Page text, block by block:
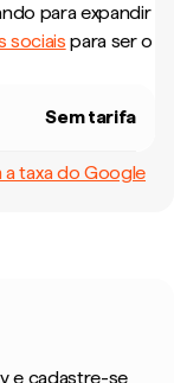
para expandir
sociais para ser o
Sem tarifa
taxa do Google
e cadastre-se